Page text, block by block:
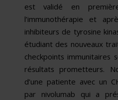
est validé en
l’immunothérapie et
inhibiteurs de tyrosine
étudiant des nouveaux
checkpoints immunitaires
résultats prometteurs.
d’une patiente avec un
par nivolumab qui a